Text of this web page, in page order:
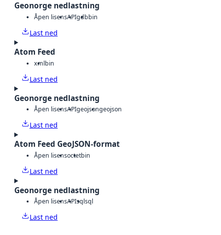
Geonorge nedlastning
Åpen lisensAPIgdbbin
Last ned
Atom Feed
xmlbin
Last ned
Geonorge nedlastning
Åpen lisensAPIgeojsongeojson
Last ned
Atom Feed GeoJSON-format
Åpen lisensoctetbin
Last ned
Geonorge nedlastning
Åpen lisensAPIsqlsql
Last ned